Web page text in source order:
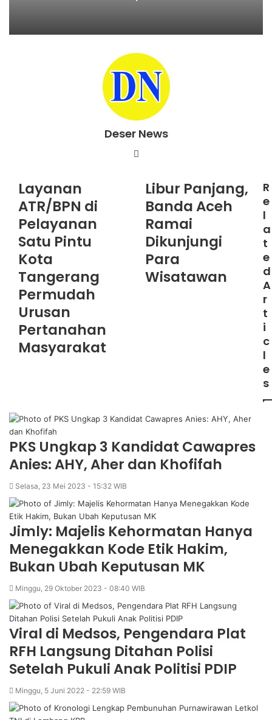
Deser News
Layanan
ATR/BPN di
Pelayanan
Satu Pintu
Kota
Tangerang
Permudah
Urusan
Pertanahan
Masyarakat
Libur Panjang,
Banda Aceh
Ramai
Dikunjungi
Para
Wisatawan
R
e
l
a
t
e
d
A
r
t
i
c
l
e
s
PKS Ungkap 3 Kandidat Cawapres
Anies: AHY, Aher dan Khofifah
Selasa, 23 Mei 2023 - 15:32 WIB
Jimly: Majelis Kehormatan Hanya
Menegakkan Kode Etik Hakim,
Bukan Ubah Keputusan MK
Minggu, 29 Oktober 2023 - 08:40 WIB
Viral di Medsos, Pengendara Plat
RFH Langsung Ditahan Polisi
Setelah Pukuli Anak Politisi PDIP
Minggu, 5 Juni 2022 - 22:59 WIB